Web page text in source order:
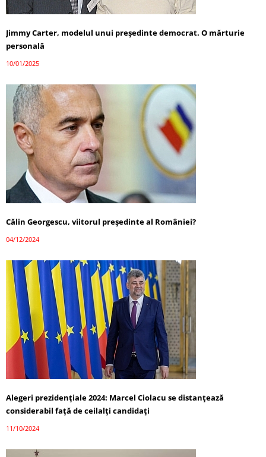
Jimmy Carter, modelul unui președinte democrat. O mărturie
personală
10/01/2025
Călin Georgescu, viitorul președinte al României?
04/12/2024
Alegeri prezidențiale 2024: Marcel Ciolacu se distanțează
considerabil față de ceilalți candidați
11/10/2024